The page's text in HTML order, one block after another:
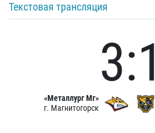
Текстовая трансляция
«Металлург Мг»
г. Магнитогорск
3:1